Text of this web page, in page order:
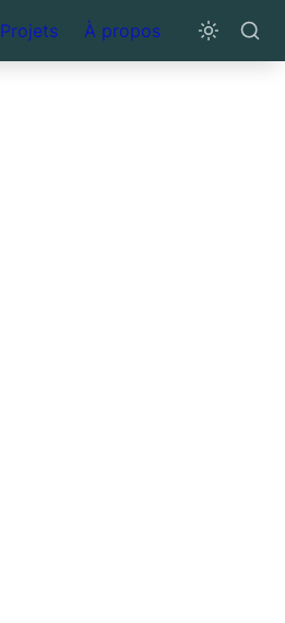
Projets À propos